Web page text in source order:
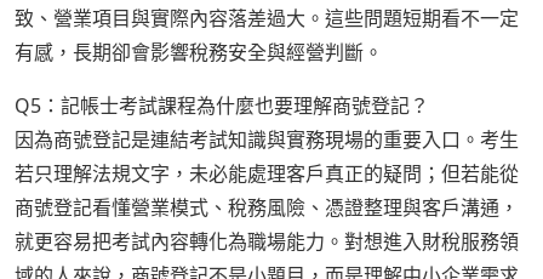
致、營業項目與實際內容落差過大。這些問題短期看不一定
有感，長期卻會影響稅務安全與經營判斷。
Q5：記帳士考試課程為什麼也要理解商號登記？
因為商號登記是連結考試知識與實務現場的重要入口。考生
若只理解法規文字，未必能處理客戶真正的疑問；但若能從
商號登記看懂營業模式、稅務風險、憑證整理與客戶溝通，
就更容易把考試內容轉化為職場能力。對想進入財稅服務領